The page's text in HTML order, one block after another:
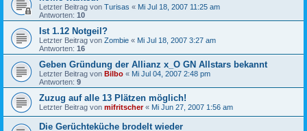
Letzter Beitrag von Turisas « Mi Jul 18, 2007 11:25 am
Antworten: 10
Ist 1.12 Notgeil?
Letzter Beitrag von Zombie « Mi Jul 18, 2007 3:27 am
Antworten: 16
Geben Gründung der Allianz x_O GN Allstars bekannt
Letzter Beitrag von Bilbo « Mi Jul 04, 2007 2:48 pm
Antworten: 9
Zuzug auf alle 13 Plätzen möglich!
Letzter Beitrag von mifritscher« Mi Jun 27, 2007 1:56 am
Die Gerüchteküche brodelt wieder